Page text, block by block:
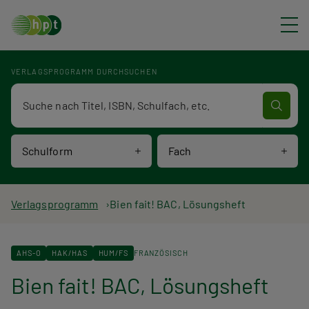
VERLAGSPROGRAMM DURCHSUCHEN
Schulform Fach
Verlagsprogramm Volltextsuche
P
a
d
Verlagsprogramm Bien fait! BAC, Lösungsheft
AHS-O HAK/HAS HUM/FS FRANZÖSISCH
Bien fait! BAC, Lösungsheft